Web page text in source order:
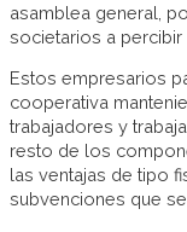
asamblea general,
societarios a
Estos empresarios
cooperativa
trabajadores y
resto de los
las ventajas de tipo
subvenciones que